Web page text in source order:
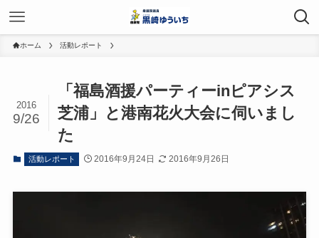
ホーム 活動レポート
「福島酒援パーティーinピアシス
芝浦」と港南花火大会に伺いまし
た
2016
9/26
活動レポート 2016年9月24日 2016年9月26日